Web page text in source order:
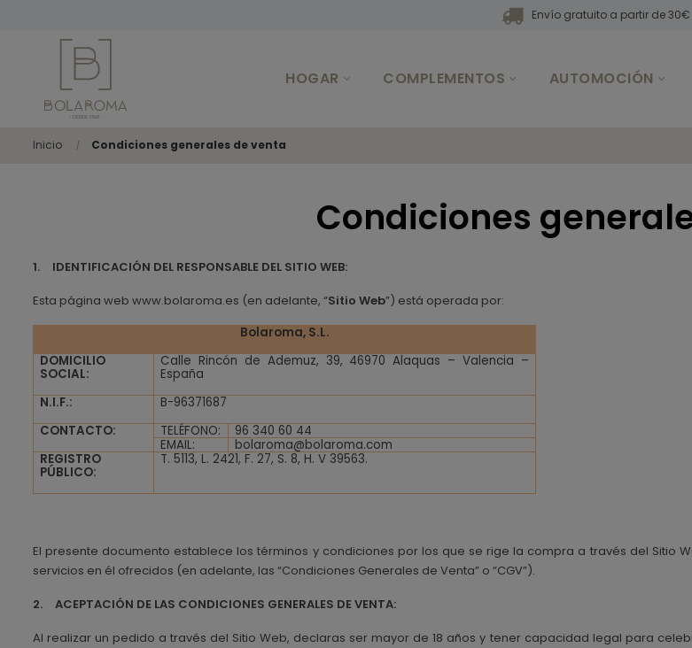
Envío gratuito a partir de 30€
HOGAR COMPLEMENTOS AUTOMOCIÓN
Inicio Condiciones generales de venta
Condiciones
1.
IDENTIFICACIÓN DEL RESPONSABLE DEL SITIO WEB:
Esta página web www.bolaroma.es (en adelante, “Sitio Web”) está operada por:
Bolaroma, S.L.
DOMICILIO
SOCIAL:
Calle Rincón de Ademuz, 39, 46970 Alaquas – Valencia –
España
N.I.F.:
B-96371687
CONTACTO:
TELÉFONO:
96 340 60 44
EMAIL:
bolaroma@bolaroma.com
REGISTRO
PÚBLICO:
T. 5113, L. 2421, F. 27, S. 8, H. V 39563.
El presente documento establece los términos y condiciones por los que se rige la compra a través del Sitio
servicios en él ofrecidos (en adelante, las “Condiciones Generales de Venta” o “CGV”).
2.
ACEPTACIÓN DE LAS CONDICIONES GENERALES DE VENTA:
Al realizar un pedido a través del Sitio Web, declaras ser mayor de 18 años y tener capacidad legal para